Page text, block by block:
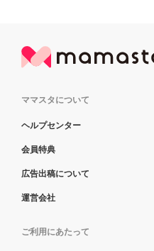
ママスタについて
ヘルプセンター
会員特典
広告出稿について
運営会社
ご利用にあたって